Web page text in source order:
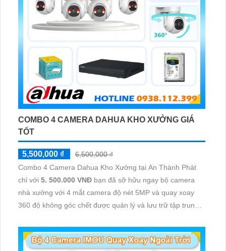
COMBO 4 CAMERA DAHUA KHO XƯỞNG GIÁ
TỐT
5,500,000 ₫
6,500,000 ₫
Combo 4 Camera Dahua Kho Xưởng tại An Thành Phát
chỉ với 5. 500.000 VNĐ bạn đã sỡ hữu ngay bộ camera
nhà xưởng với 4 mắt camera độ nét 5MP và quay xoay
360 độ không góc chết được quản lý và lưu trữ tập trung